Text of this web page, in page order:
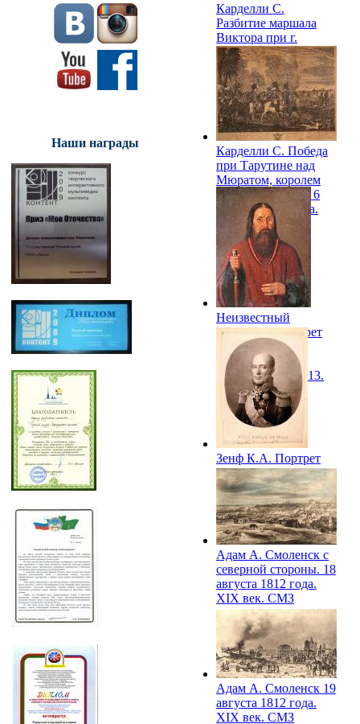
Наши награды
Карделли С.
Разбитие маршала
Виктора при г.
Старый Борисов 15 и
16 ноября 1812 года.
1813. РИХМ
Карделли С. Победа
при Тарутине над
Мюратом, королем
Неаполитанским 6
октября 1812 года.
1813. РИХМ
Неизвестный
художник. Портрет
смоленского
историка Н.А.
Мурзакевича. 1813.
СМЗ
Зенф К.А. Портрет
князя Михаила
Богдановича Барклая
де Толли. 1816. СМЗ
Адам А. Смоленск с
северной стороны. 18
августа 1812 года.
XIX век. СМЗ
Адам А. Смоленск 19
августа 1812 года.
XIX век. СМЗ